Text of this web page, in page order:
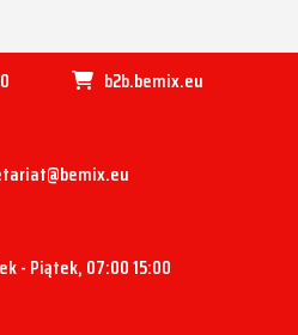
b2b.bemix.eu
- Piątek, 07:00 15:00